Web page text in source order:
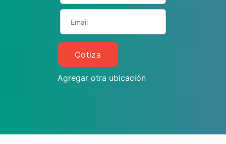
Cotiza
Agregar otra ubicación